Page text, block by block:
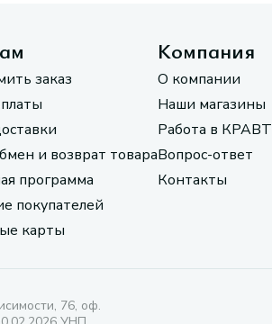
заказ
и возврат товара
программа
покупателей
карты
Компания
О компании
Наши магазины
Работа в КРАВТ
Вопрос-ответ
Контакты
76, оф.